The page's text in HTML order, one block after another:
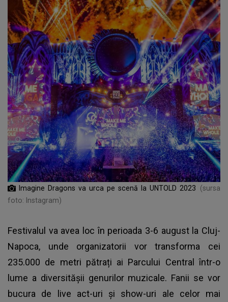
Imagine Dragons va urca pe scenă la UNTOLD 2023
(sursa
foto: Instagram)
Festivalul va avea loc în perioada 3-6 august la Cluj-
Napoca, unde organizatorii vor transforma cei
235.000 de metri pătrați ai Parcului Central într-o
lume a diversitășii genurilor muzicale. Fanii se vor
bucura de live act-uri și show-uri ale celor mai